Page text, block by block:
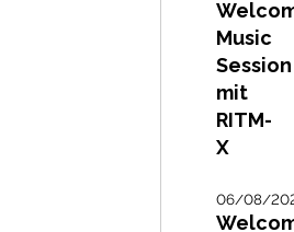
Music
Session
mit
RITM-
X
06/08/